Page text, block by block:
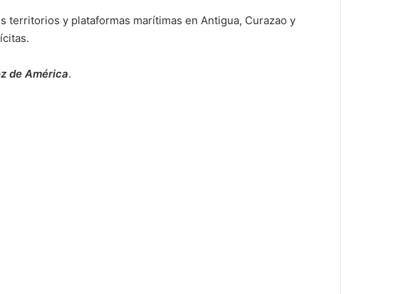
territorios y plataformas marítimas en Antigua, Curazao y
de América.